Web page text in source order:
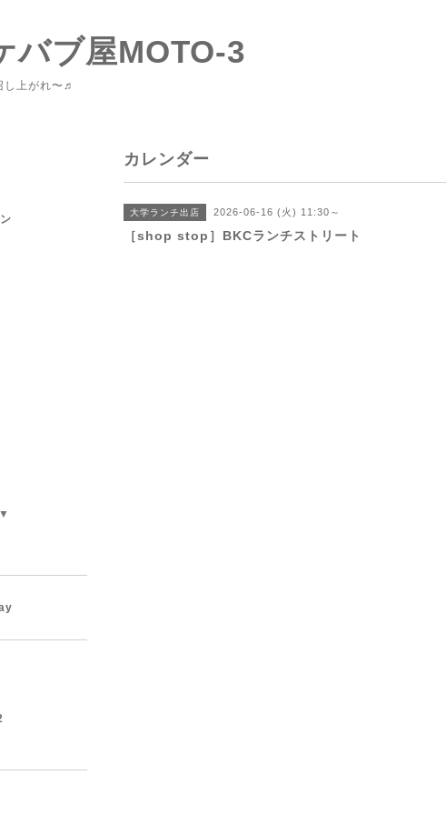
バブ屋MOTO-3
し上がれ〜♬
カレンダー
大学ランチ出店 2026-06-16 (火) 11:30～
［shop stop］BKCランチストリート
▼